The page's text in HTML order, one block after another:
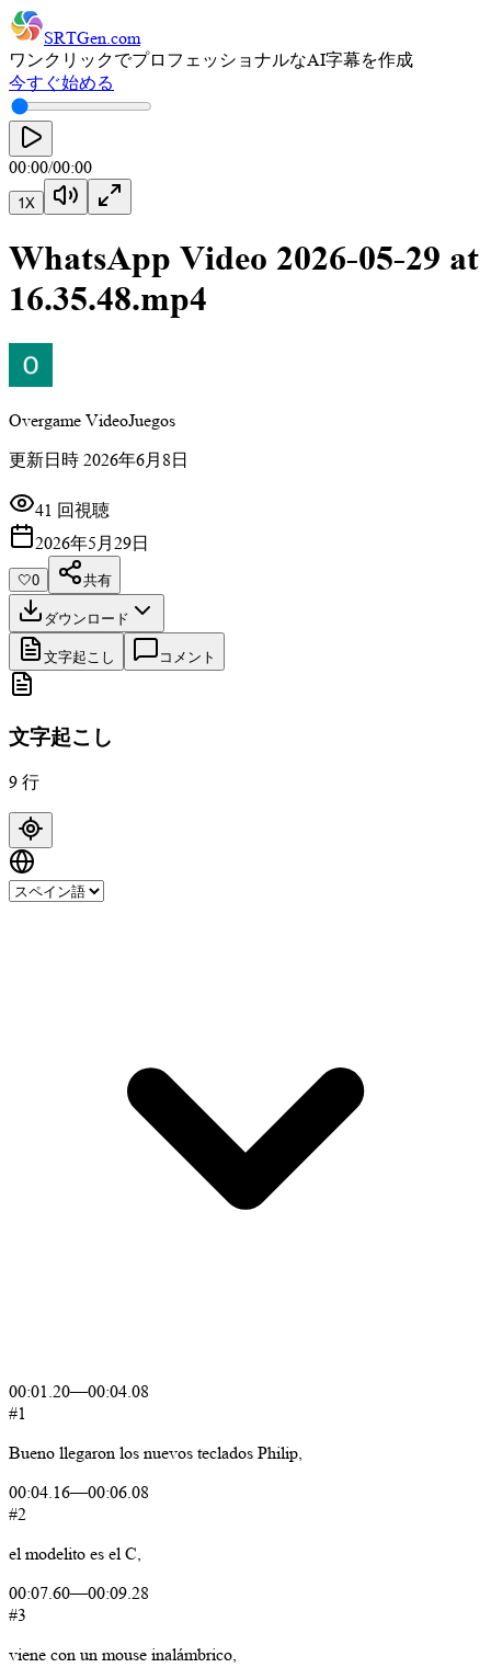
SRTGen.com
ワンクリックでプロフェッショナルなAI字幕を作成
今すぐ始める
00:00/00:00
1X
WhatsApp Video 2026-05-29 at
16.35.48.mp4
Overgame VideoJuegos
更新日時 2026年6月8日
41 回視聴
2026年5月29日
🤍0 共有
ダウンロード
文字起こし コメント
文字起こし
9 行
00:01.20—00:04.08
#1
Bueno llegaron los nuevos teclados Philip,
00:04.16—00:06.08
#2
el modelito es el C,
00:07.60—00:09.28
#3
viene con un mouse inalámbrico,